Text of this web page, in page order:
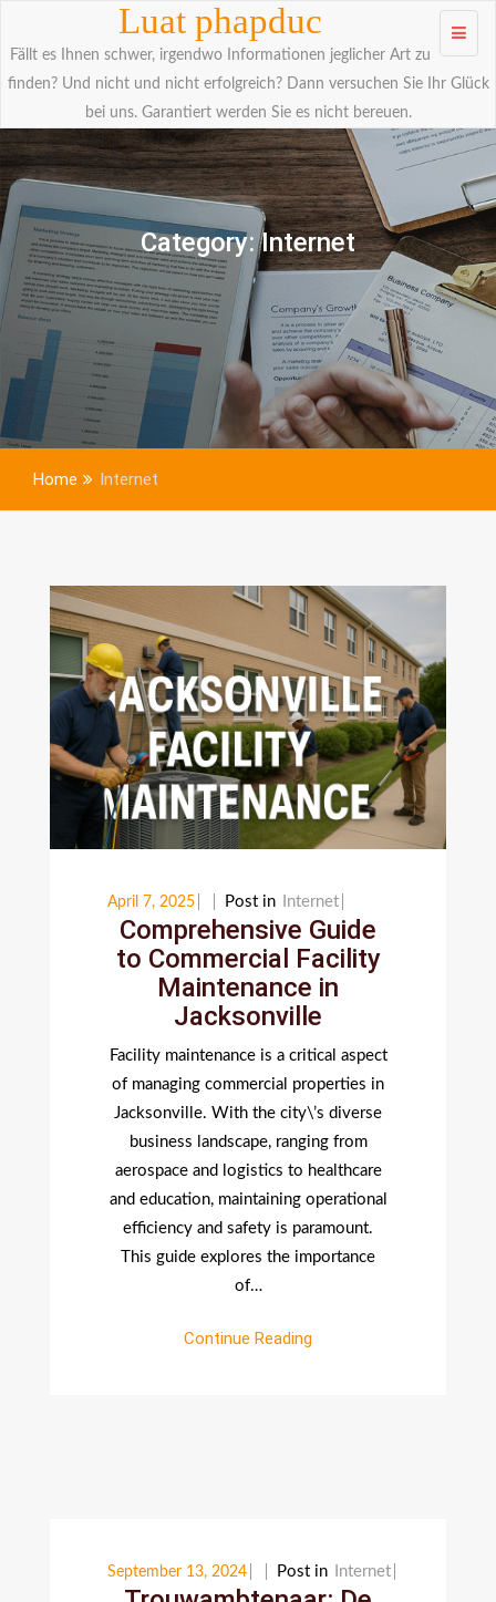
Luat phapduc
Fällt es Ihnen schwer, irgendwo Informationen jeglicher Art zu
finden? Und nicht und nicht erfolgreich? Dann versuchen Sie Ihr Glück
bei uns. Garantiert werden Sie es nicht bereuen.
Category:Internet
Home Internet
April 7, 2025 Post in Internet
Comprehensive Guide
to Commercial Facility
Maintenance in
Jacksonville
Facility maintenance is a critical aspect
of managing commercial properties in
Jacksonville. With the city\’s diverse
business landscape, ranging from
aerospace and logistics to healthcare
and education, maintaining operational
efficiency and safety is paramount.
This guide explores the importance
of…
Continue Reading
September 13, 2024 Post in Internet